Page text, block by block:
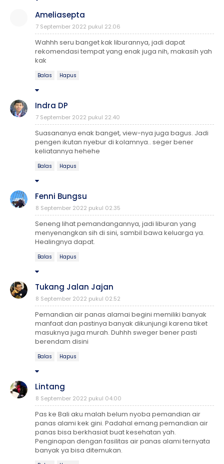
Ameliasepta
7 September 2022 pukul 22.06
Wahhh seru banget kak liburannya, jadi dapat
rekomendasi tempat yang enak juga nih, makasih yah
kak
Balas Hapus
Indra DP
7 September 2022 pukul 22.40
Suasananya enak banget, view-nya juga bagus. Jadi
pengen ikutan nyebur di kolamnya.. seger bener
keliatannya hehehe
Balas Hapus
Fenni Bungsu
8 September 2022 pukul 02.35
Seneng lihat pemandangannya, jadi liburan yang
menyenangkan sih di sini, sambil bawa keluarga ya.
Healingnya dapat.
Balas Hapus
Tukang Jalan Jajan
8 September 2022 pukul 02.52
Pemandian air panas alamai begini memiliki banyak
manfaat dan pastinya banyak dikunjungi karena tiket
masuknya juga murah. Duhhh sweger bener pasti
berendam disini
Balas Hapus
Lintang
8 September 2022 pukul 04.00
Pas ke Bali aku malah belum nyoba pemandian air
panas alami kek gini. Padahal emang pemandian air
panas bisa berkhasiat buat kesehatan yah.
Penginapan dengan fasilitas air panas alami ternyata
banyak ya bisa ditemukan.